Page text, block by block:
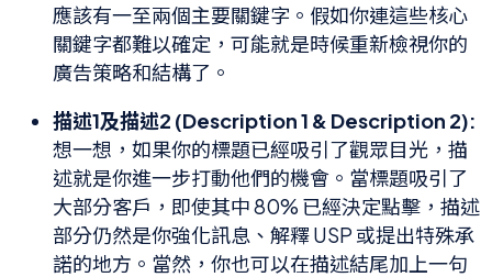
應該有一至兩個主要關鍵字。假如你連這些核心
關鍵字都難以確定，可能就是時候重新檢視你的
廣告策略和結構了。
描述1及描述2 (Description 1 & Description 2):
想一想，如果你的標題已經吸引了觀眾目光，描
述就是你進一步打動他們的機會。當標題吸引了
大部分客戶，即使其中 80% 已經決定點擊，描述
部分仍然是你強化訊息、解釋 USP 或提出特殊承
諾的地方。當然，你也可以在描述結尾加上一句